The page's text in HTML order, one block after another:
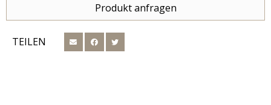
Produkt anfragen
TEILEN